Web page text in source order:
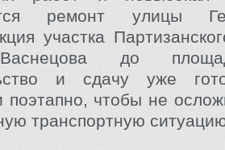
ремонт улицы
участка
до
и сдачу уже
поэтапно, чтобы не
транспортную